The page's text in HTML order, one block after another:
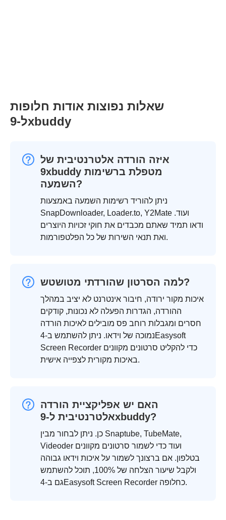
שאלות נפוצות אודות חלופות
ל-9xbuddy
איזה הורדה אלטרנטיבית של
9xbuddy מטפלת ברשימות
השמעה?
ניתן להוריד רשימות השמעה באמצעות
SnapDownloader, Loader.to, Y2Mate ועוד.
ודאו תמיד שאתם מכבדים את חוקי זכויות היוצרים
ואת תנאי השירות של כל הפלטפורמות.
למה הסרטון שהורדתי מטושטש?
איכות מקור ירודה, חיבור אינטרנט לא יציב במהלך
ההורדה, הגדרות הפעלה לא נכונות, קודקים
חסרים ומגבלות רוחב פס מובילים לאיכות הורדה
נמוכה של וידאו. ניתן להשתמש ב-4Easysoft
Screen Recorder כדי להקליט סרטונים מקוונים
באיכות מקורית לצפייה אישית.
האם יש אפליקציית הורדה
אלטרנטיבית ל-9xbuddy?
כן. ניתן לבחור מבין Snaptube, TubeMate,
Videoder ועוד כדי לשמור סרטונים מקוונים
בטלפון. אם ברצונך לשמור על איכות וידאו גבוהה
ולקבל שיעור הצלחה של 100%, תוכל להשתמש
גם ב-4Easysoft Screen Recorder כחלופה.